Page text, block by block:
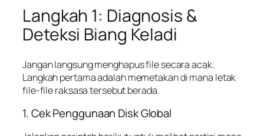
Langkah 1: Diagnosis &
Deteksi Biang Keladi
Jangan langsung menghapus file secara acak.
Langkah pertama adalah memetakan di mana letak
file-file raksasa tersebut berada.
1. Cek Penggunaan Disk Global